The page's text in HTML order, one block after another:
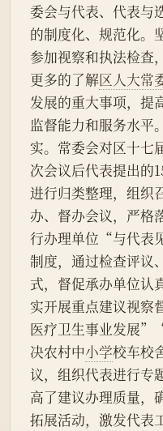
委会与代表、代表与
的制度化、规范化。
参加视察和执法检查
更多的了解区人大常
发展的重大事项，提
监督能力和服务水平
实。常委会对区十七
次会议后代表提出的
进行归类整理，组织
办、督办会议，严格
行办理单位“与代表
制度，通过检查评议
式，督促承办单位认
实开展重点建议视察
医疗卫生事业发展
决农村中小学校车校
议，组织代表进行专
高了建议办理质量，
拓展活动，激发代表